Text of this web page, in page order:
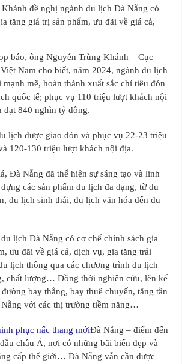
đề nghị ngành du lịch Đà Nẵng có
tăng giá trị sản phẩm, ưu đãi về giá cả,
báo, ông Nguyễn Trùng Khánh – Cục
Nam cho biết, năm 2024, ngành du lịch
mẽ, hoàn thành xuất sắc chỉ tiêu đón
quốc tế; phục vụ 110 triệu lượt khách nội
đạt 840 nghìn tỷ đồng.
lịch được giao đón và phục vụ 22-23 triệu
120-130 triệu lượt khách nội địa.
Đà Nẵng đã thể hiện sự sáng tạo và linh
các sản phẩm du lịch đa dạng, từ du
du lịch sinh thái, du lịch văn hóa đến du
lịch Đà Nẵng có cơ chế chính sách gia
ưu đãi về giá cả, dịch vụ, gia tăng trải
lịch thông qua các chương trình du lịch
chất lượng… Đồng thời nghiên cứu, lên kế
bay thẳng, bay thuê chuyến, tăng tần
với các thị trường tiềm năng…
phục nấc thang mớiĐà Nẵng – điểm đến
châu Á, nơi có những bãi biển đẹp và
cấp thế giới… Đà Nẵng vẫn cần được